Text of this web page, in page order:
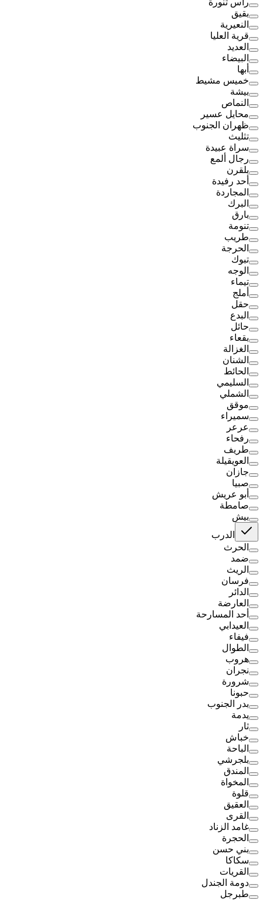
رأس تنورة
بقيق
النعيرية
قرية العليا
العديد
البيضاء
أبها
خميس مشيط
بيشة
النماص
محايل عسير
ظهران الجنوب
تثليث
سراة عبيدة
رجال ألمع
بلقرن
أحد رفيدة
المجاردة
البرك
بارق
تنومة
طريب
الحرجة
تبوك
الوجه
تيماء
أملج
حقل
البدع
حائل
بقعاء
الغزالة
الشنان
الحائط
السليمي
الشملي
موقق
سميراء
عرعر
رفحاء
طريف
العويقيلة
جازان
صبيا
أبو عريش
صامطة
بيش
الدرب
الحرث
ضمد
الريث
فرسان
الدائر
العارضة
أحد المسارحة
العيدابي
فيفاء
الطوال
هروب
نجران
شرورة
حبونا
بدر الجنوب
يدمة
ثار
خباش
الباحة
بلجرشي
المندق
المخواة
قلوة
العقيق
القرى
غامد الزناد
الحجرة
بني حسن
سكاكا
القريات
دومة الجندل
طبرجل